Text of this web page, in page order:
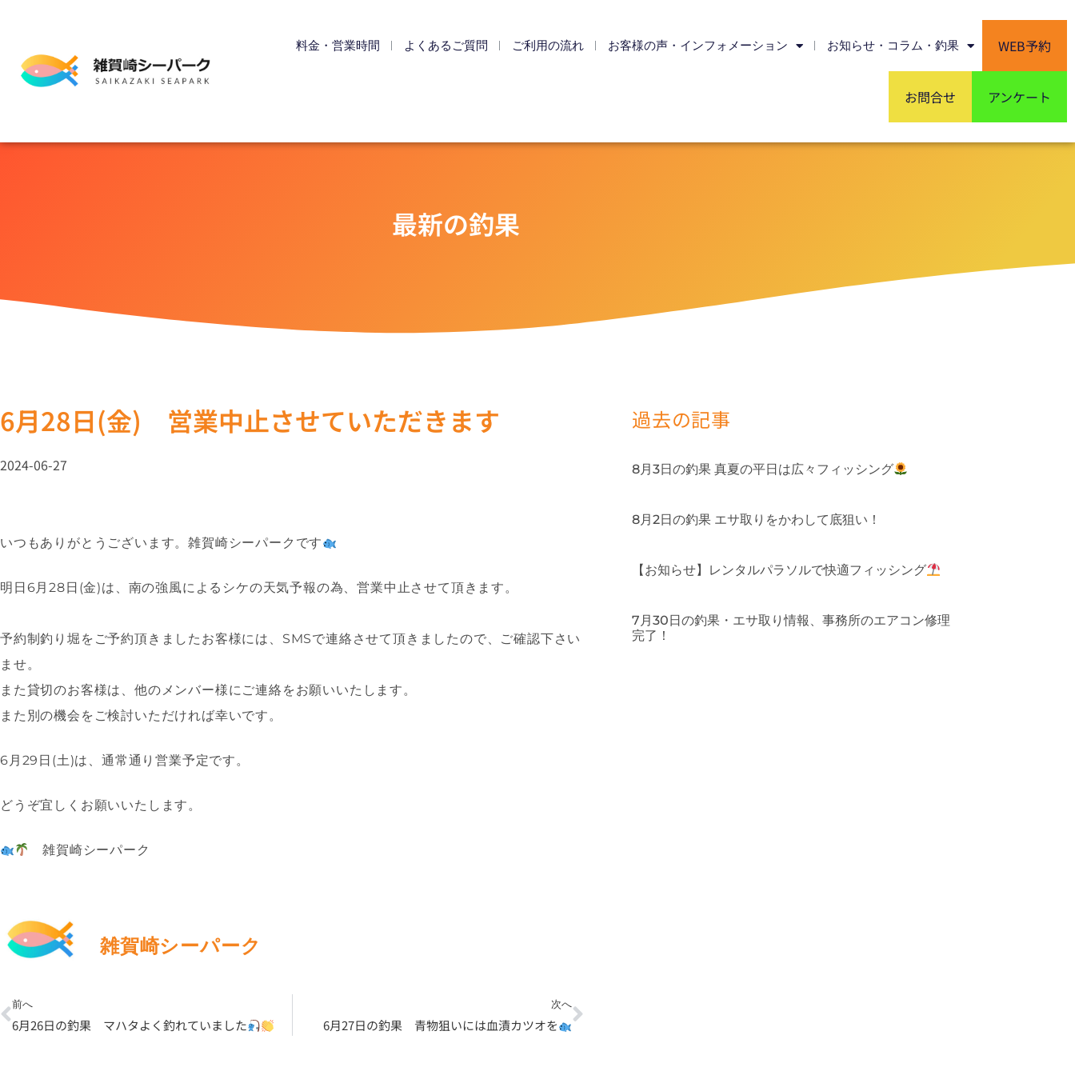
料金・営業時間 よくあるご質問 ご利用の流れ お客様の声・インフォメーション お知らせ・コラム・釣果 WEB予約
お問合せ アンケート
最新の釣果
6月28日(金) 営業中止させていただきます
2024-06-27
いつもありがとうございます。雑賀崎シーパークです
明日6月28日(金)は、南の強風によるシケの天気予報の為、営業中止させて頂きます。
予約制釣り堀をご予約頂きましたお客様には、SMSで連絡させて頂きましたので、ご確認下さい
ませ。
また貸切のお客様は、他のメンバー様にご連絡をお願いいたします。
また別の機会をご検討いただければ幸いです。
6月29日(土)は、通常通り営業予定です。
どうぞ宜しくお願いいたします。
雑賀崎シーパーク
雑賀崎シーパーク
Prev
前へ
6月26日の釣果 マハタよく釣れていました
次へ
6月27日の釣果 青物狙いには血漬カツオを
Next
過去の記事
8月3日の釣果 真夏の平日は広々フィッシング
8月2日の釣果 エサ取りをかわして底狙い！
【お知らせ】レンタルパラソルで快適フィッシング
7月30日の釣果・エサ取り情報、事務所のエアコン修理
完了！